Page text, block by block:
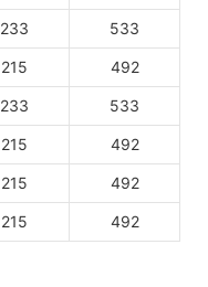
233 533
215 492
233 533
215 492
215 492
215 492